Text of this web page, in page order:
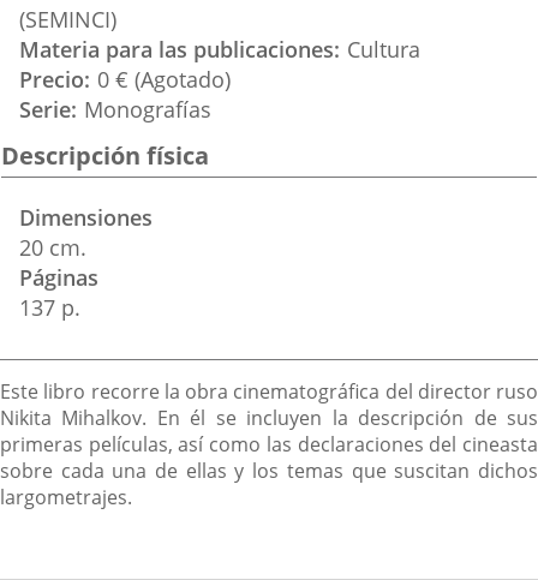
(SEMINCI)
Materia para las publicaciones Cultura
Precio 0 € (Agotado)
Serie Monografías
Descripción física
Dimensiones
20 cm.
Páginas
137 p.
Descripción
Este libro recorre la obra cinematográfica del director ruso
Nikita Mihalkov. En él se incluyen la descripción de sus
primeras películas, así como las declaraciones del cineasta
sobre cada una de ellas y los temas que suscitan dichos
largometrajes.